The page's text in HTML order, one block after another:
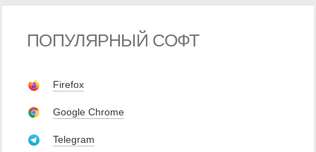
ПОПУЛЯРНЫЙ СОФТ
Firefox
Google Chrome
Telegram